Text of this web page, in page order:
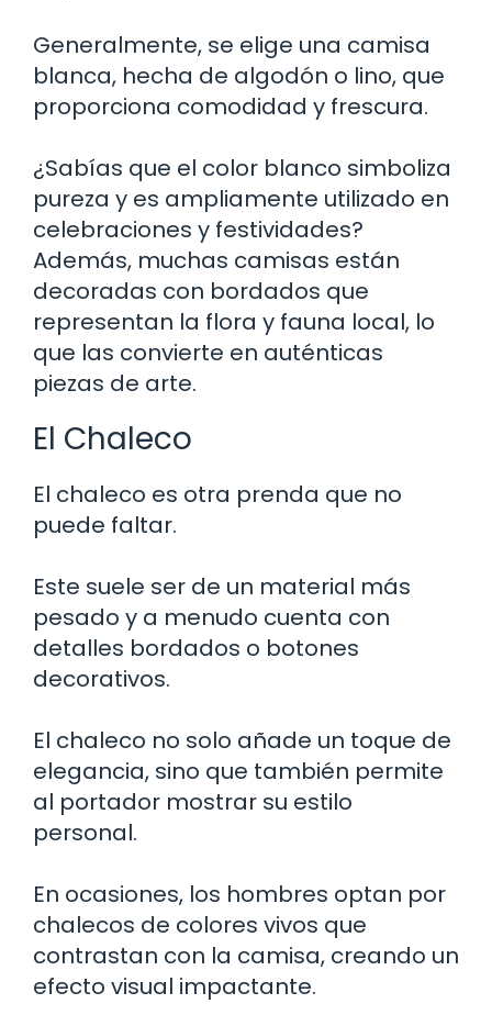
Generalmente, se elige una camisa
blanca, hecha de algodón o lino, que
proporciona comodidad y frescura.
¿Sabías que el color blanco simboliza
pureza y es ampliamente utilizado en
celebraciones y festividades?
Además, muchas camisas están
decoradas con bordados que
representan la flora y fauna local, lo
que las convierte en auténticas
piezas de arte.
El Chaleco
El chaleco es otra prenda que no
puede faltar.
Este suele ser de un material más
pesado y a menudo cuenta con
detalles bordados o botones
decorativos.
El chaleco no solo añade un toque de
elegancia, sino que también permite
al portador mostrar su estilo
personal.
En ocasiones, los hombres optan por
chalecos de colores vivos que
contrastan con la camisa, creando un
efecto visual impactante.